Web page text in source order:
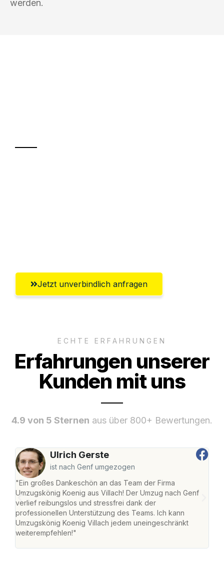
werden.
Jetzt unverbindlich anfragen
ECHTE ERFAHRUNGEN
Erfahrungen unserer
Kunden mit uns
4.9 von 5 Sternen aus über 800+ Bewertungen.
Ulrich Gerste
ist nach Genf umgezogen
"Ein großes Dankeschön an das Team der Firma
Umzugskönig Koenig aus Villach! Der Umzug nach Genf
verlief reibungslos und stressfrei dank der
professionellen Unterstützung des Teams. Ich kann
Umzugskönig Koenig Villach jedem uneingeschränkt
weiterempfehlen!"